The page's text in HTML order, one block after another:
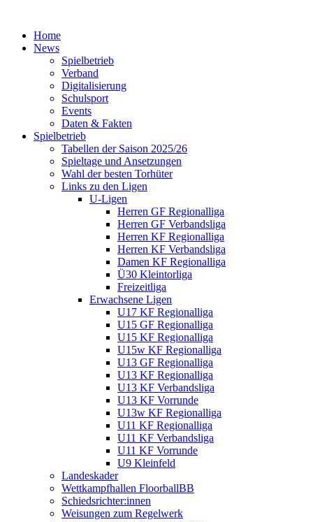
Home
News
Spielbetrieb
Verband
Digitalisierung
Schulsport
Events
Daten & Fakten
Spielbetrieb
Tabellen der Saison 2025/26
Spieltage und Ansetzungen
Wahl der besten Torhüter
Links zu den Ligen
U-Ligen
Herren GF Regionalliga
Herren GF Verbandsliga
Herren KF Regionalliga
Herren KF Verbandsliga
Damen KF Regionalliga
Ü30 Kleintorliga
Freizeitliga
Erwachsene Ligen
U17 KF Regionalliga
U15 GF Regionalliga
U15 KF Regionalliga
U15w KF Regionalliga
U13 GF Regionalliga
U13 KF Regionalliga
U13 KF Verbandsliga
U13 KF Vorrunde
U13w KF Regionalliga
U11 KF Regionalliga
U11 KF Verbandsliga
U11 KF Vorrunde
U9 Kleinfeld
Landeskader
Wettkampfhallen FloorballBB
Schiedsrichter:innen
Weisungen zum Regelwerk